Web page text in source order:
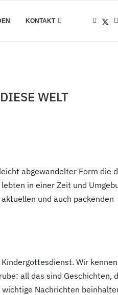
KONTAKT
WELT
abgewandelter Form die
in einer Zeit und
und auch packenden
Wir
all das sind Geschichten,
Nachrichten